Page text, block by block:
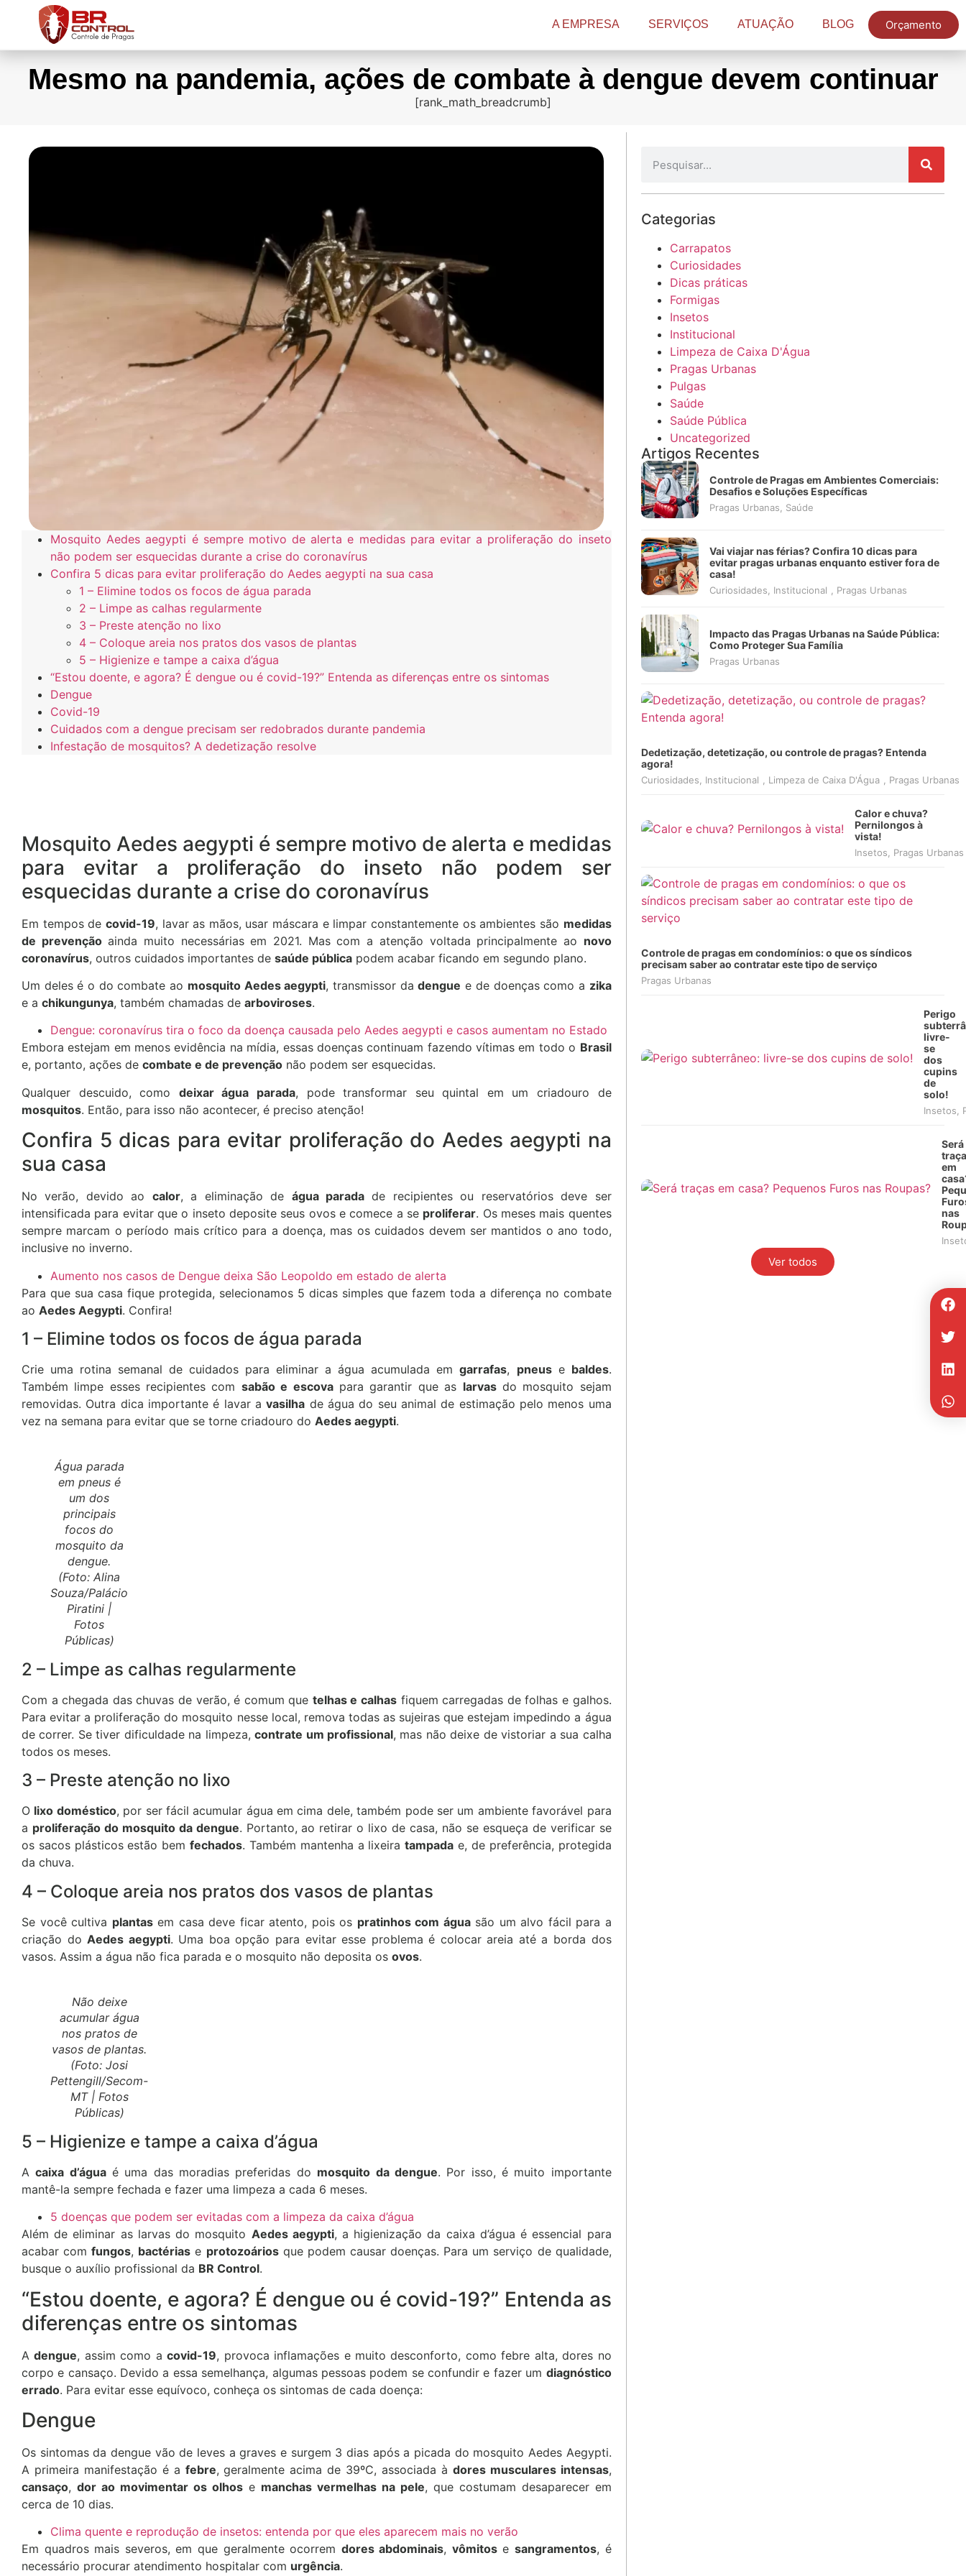
A EMPRESA SERVIÇOS ATUAÇÃO BLOG Orçamento
Mesmo na pandemia, ações de combate à dengue devem continuar
[rank_math_breadcrumb]
Mosquito Aedes aegypti é sempre motivo de alerta e medidas para evitar a proliferação do inseto
não podem ser esquecidas durante a crise do coronavírus
Confira 5 dicas para evitar proliferação do Aedes aegypti na sua casa
1 – Elimine todos os focos de água parada
2 – Limpe as calhas regularmente
3 – Preste atenção no lixo
4 – Coloque areia nos pratos dos vasos de plantas
5 – Higienize e tampe a caixa d’água
“Estou doente, e agora? É dengue ou é covid-19?” Entenda as diferenças entre os sintomas
Dengue
Covid-19
Cuidados com a dengue precisam ser redobrados durante pandemia
Infestação de mosquitos? A dedetização resolve
Mosquito Aedes aegypti é sempre motivo de alerta e medidas
para evitar a proliferação do inseto não podem ser
esquecidas durante a crise do coronavírus
Em tempos de covid-19, lavar as mãos, usar máscara e limpar constantemente os ambientes são medidas
de prevençãoainda muito necessárias em 2021. Mas com a atenção voltada principalmente ao novo
coronavírus, outros cuidados importantes de saúde pública podem acabar ficando em segundo plano.
Um deles é o do combate ao mosquito Aedes aegypti, transmissor dadengue e de doenças como a zika
e a chikungunya, também chamadas de arboviroses.
Dengue: coronavírus tira o foco da doença causada pelo Aedes aegypti e casos aumentam no Estado
Embora estejam em menos evidência na mídia, essas doenças continuam fazendo vítimas em todo o Brasil
e, portanto, ações de combate e de prevenção não podem ser esquecidas.
Qualquer descuido, como deixar água parada, pode transformar seu quintal em um criadouro de
mosquitos. Então, para isso não acontecer, é preciso atenção!
Confira 5 dicas para evitar proliferação do Aedes aegypti na
sua casa
No verão, devido ao calor, a eliminação de água paradade recipientes ou reservatórios deve ser
intensificada para evitar que o inseto deposite seus ovos e comece a se proliferar. Os meses mais quentes
sempre marcam o período mais crítico para a doença, mas os cuidados devem ser mantidos o ano todo,
inclusive no inverno.
Aumento nos casos de Dengue deixa São Leopoldo em estado de alerta
Para que sua casa fique protegida, selecionamos 5 dicas simples que fazem toda a diferença no combate
ao Aedes Aegypti. Confira!
1 – Elimine todos os focos de água parada
Crie uma rotina semanal de cuidados para eliminar a água acumulada emgarrafas, pneuse baldes.
Também limpe esses recipientes com sabão e escovapara garantir que as larvasdo mosquito sejam
removidas. Outra dica importante é lavar avasilha de água do seu animal de estimação pelo menos uma
vez na semana para evitar que se torne criadouro do Aedes aegypti.
Água parada
em pneus é
um dos
principais
focos do
mosquito da
dengue.
(Foto: Alina
Souza/Palácio
Piratini |
Fotos
Públicas)
2 – Limpe as calhas regularmente
Com a chegada das chuvas de verão, é comum que telhas e calhas fiquem carregadas de folhas e galhos.
Para evitar a proliferação do mosquito nesse local, remova todas as sujeiras que estejam impedindo a água
de correr. Se tiver dificuldade na limpeza,contrate um profissional, mas não deixe de vistoriar a sua calha
todos os meses.
3 – Preste atenção no lixo
O lixo doméstico, por ser fácil acumular água em cima dele, também pode ser um ambiente favorável para
a proliferação do mosquito da dengue. Portanto, ao retirar o lixo de casa, não se esqueça de verificar se
os sacos plásticos estão bemfechados. Também mantenha a lixeiratampada e, de preferência, protegida
da chuva.
4 – Coloque areia nos pratos dos vasos de plantas
Se você cultiva plantasem casa deve ficar atento, pois os pratinhos com águasão um alvo fácil para a
criação doAedes aegypti. Uma boa opção para evitar esse problema é colocar areia até a borda dos
vasos. Assim a água não fica parada e o mosquito não deposita os ovos.
Não deixe
acumular água
nos pratos de
vasos de plantas.
(Foto: Josi
Pettengill/Secom-
MT | Fotos
Públicas)
5 – Higienize e tampe a caixa d’água
Acaixa d’águaé uma das moradias preferidas do mosquito da dengue. Por isso, é muito importante
mantê-la sempre fechada e fazer uma limpeza a cada 6 meses.
5 doenças que podem ser evitadas com a limpeza da caixa d’água
Além de eliminar as larvas do mosquito Aedes aegypti, a higienização da caixa d’água é essencial para
acabar comfungos, bactérias e protozoáriosque podem causar doenças. Para um serviço de qualidade,
busque o auxílio profissional da BR Control.
“Estou doente, e agora? É dengue ou é covid-19?” Entenda as
diferenças entre os sintomas
Adengue, assim como acovid-19, provoca inflamações e muito desconforto, como febre alta, dores no
corpo e cansaço. Devido a essa semelhança, algumas pessoas podem se confundir e fazer um diagnóstico
errado. Para evitar esse equívoco, conheça os sintomas de cada doença:
Dengue
Os sintomas da dengue vão de leves a graves e surgem 3 dias após a picada do mosquito Aedes Aegypti.
A primeira manifestação é a febre, geralmente acima de 39ºC, associada à dores musculares intensas,
cansaço, dor ao movimentar os olhose manchas vermelhas na pele, que costumam desaparecer em
cerca de 10 dias.
Clima quente e reprodução de insetos: entenda por que eles aparecem mais no verão
Em quadros mais severos, em que geralmente ocorrem dores abdominais, vômitosesangramentos, é
necessário procurar atendimento hospitalar com urgência.
Categorias
Carrapatos
Curiosidades
Dicas práticas
Formigas
Insetos
Institucional
Limpeza de Caixa D'Água
Pragas Urbanas
Pulgas
Saúde
Saúde Pública
Uncategorized
Artigos Recentes
Controle de Pragas em Ambientes Comerciais:
Desafios e Soluções Específicas
Pragas Urbanas Saúde
Vai viajar nas férias? Confira 10 dicas para
evitar pragas urbanas enquanto estiver fora de
casa!
Curiosidades Institucional Pragas Urbanas
Impacto das Pragas Urbanas na Saúde Pública:
Como Proteger Sua Família
Pragas Urbanas
Dedetização, detetização, ou controle de pragas? Entenda
agora!
Curiosidades Institucional Limpeza de Caixa D'Água Pragas Urbanas
Calor e chuva?
Pernilongos à
vista!
Insetos Pragas Urbanas
Controle de pragas em condomínios: o que os síndicos
precisam saber ao contratar este tipo de serviço
Pragas Urbanas
Perigo
livre-
se
dos
cupins
de
solo!
Insetos
Será
em
nas
Ver todos